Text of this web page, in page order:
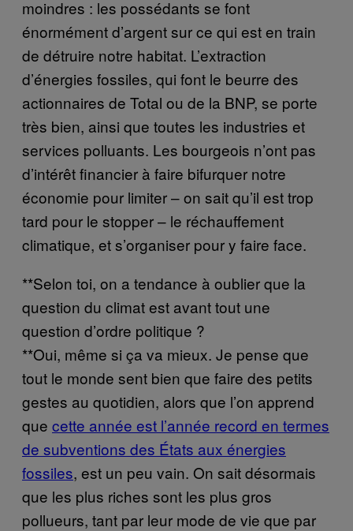
moindres : les possédants se font
énormément d’argent sur ce qui est en train
de détruire notre habitat. L’extraction
d’énergies fossiles, qui font le beurre des
actionnaires de Total ou de la BNP, se porte
très bien, ainsi que toutes les industries et
services polluants. Les bourgeois n’ont pas
d’intérêt financier à faire bifurquer notre
économie pour limiter – on sait qu’il est trop
tard pour le stopper – le réchauffement
climatique, et s’organiser pour y faire face.
**Selon toi, on a tendance à oublier que la
question du climat est avant tout une
question d’ordre politique ?
**Oui, même si ça va mieux. Je pense que
tout le monde sent bien que faire des petits
gestes au quotidien, alors que l’on apprend
que cette année est l’année record en termes
de subventions des États aux énergies
fossiles, est un peu vain. On sait désormais
que les plus riches sont les plus gros
pollueurs, tant par leur mode de vie que par